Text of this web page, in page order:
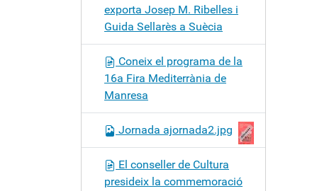
exporta Josep M. Ribelles i
Guida Sellarès a Suècia
Coneix el programa de la
16a Fira Mediterrània de
Manresa
Jornada ajornada2.jpg
El conseller de Cultura
presideix la commemoració